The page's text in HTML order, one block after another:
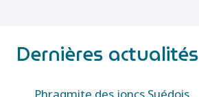
Dernières actualités
Phragmite des joncs Suédois